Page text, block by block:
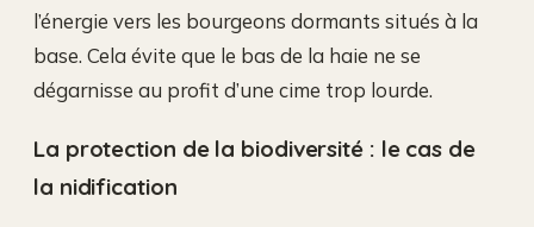
l’énergie vers les bourgeons dormants situés à la
base. Cela évite que le bas de la haie ne se
dégarnisse au profit d’une cime trop lourde.
La protection de la biodiversité : le cas de
la nidification